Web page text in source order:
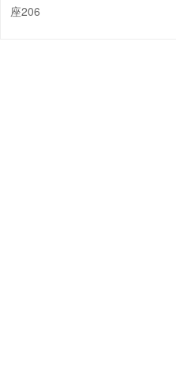
座206